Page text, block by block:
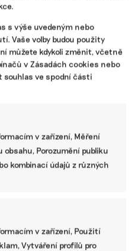
s výše uvedeným nebo
Vaše volby budou použity
můžete kdykoli změnit, včetně
v Zásadách cookies nebo
ve spodní části
v zařízení, Měření
Porozumění publiku
kombinací údajů z různých
v zařízení, Použití
Vytváření profilů pro